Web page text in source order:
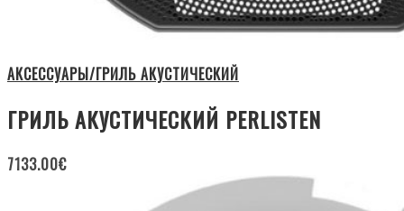
АКСЕССУАРЫ/ГРИЛЬ АКУСТИЧЕСКИЙ
ГРИЛЬ АКУСТИЧЕСКИЙ PERLISTEN
7133.00€